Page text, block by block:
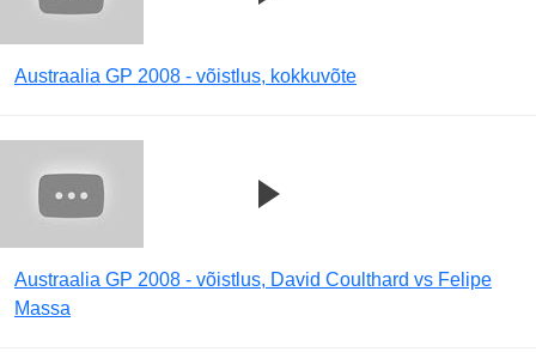
Austraalia GP 2008 - võistlus, kokkuvõte
Austraalia GP 2008 - võistlus, David Coulthard vs Felipe
Massa